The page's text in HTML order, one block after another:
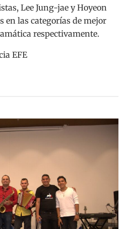
Lee Jung-jae y Hoyeon
en las categorías de mejor
respectivamente.
EFE